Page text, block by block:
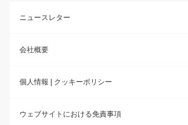
ニュースレター
会社概要
個人情報 | クッキーポリシー
ウェブサイトにおける免責事項